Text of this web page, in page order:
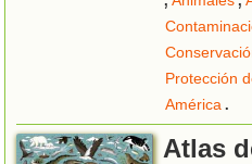
Protección
América .
Atlas